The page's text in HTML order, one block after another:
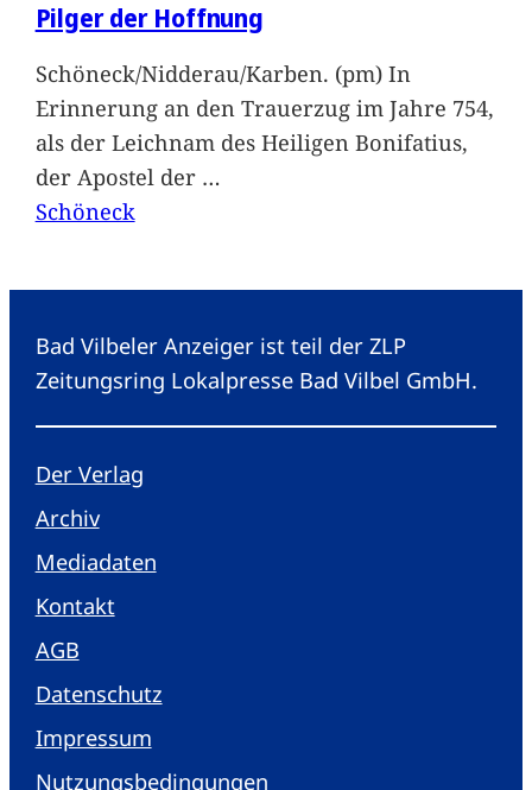
Pilger der Hoffnung
Schöneck/Nidderau/Karben. (pm) In
Erinnerung an den Trauerzug im Jahre 754,
als der Leichnam des Heiligen Bonifatius,
der Apostel der …
Schöneck
Bad Vilbeler Anzeiger ist teil der ZLP
Zeitungsring Lokalpresse Bad Vilbel GmbH.
Der Verlag
Archiv
Mediadaten
Kontakt
AGB
Datenschutz
Impressum
Nutzungsbedingungen